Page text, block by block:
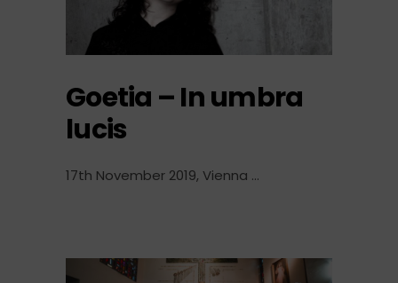
Goetia – In umbra
lucis
17th November 2019, Vienna